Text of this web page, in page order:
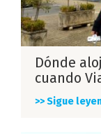
Dónde
cuando
>> Sigue